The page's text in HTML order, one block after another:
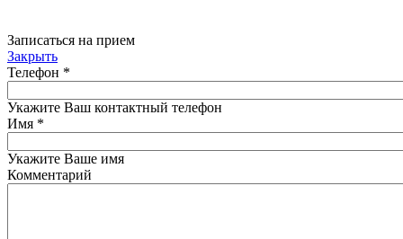
Записаться на прием
Закрыть
Телефон *
Укажите Ваш контактный телефон
Имя *
Укажите Ваше имя
Комментарий